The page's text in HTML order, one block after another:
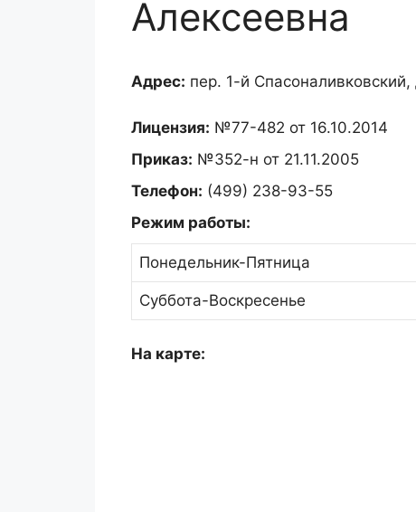
Алексеевна
Адрес: пер. 1-й Спасоналивковский,
Лицензия: №77-482 от 16.10.2014
Приказ: №352-н от 21.11.2005
Телефон: (499) 238-93-55
Режим работы:
Понедельник-Пятница
Суббота-Воскресенье
На карте: